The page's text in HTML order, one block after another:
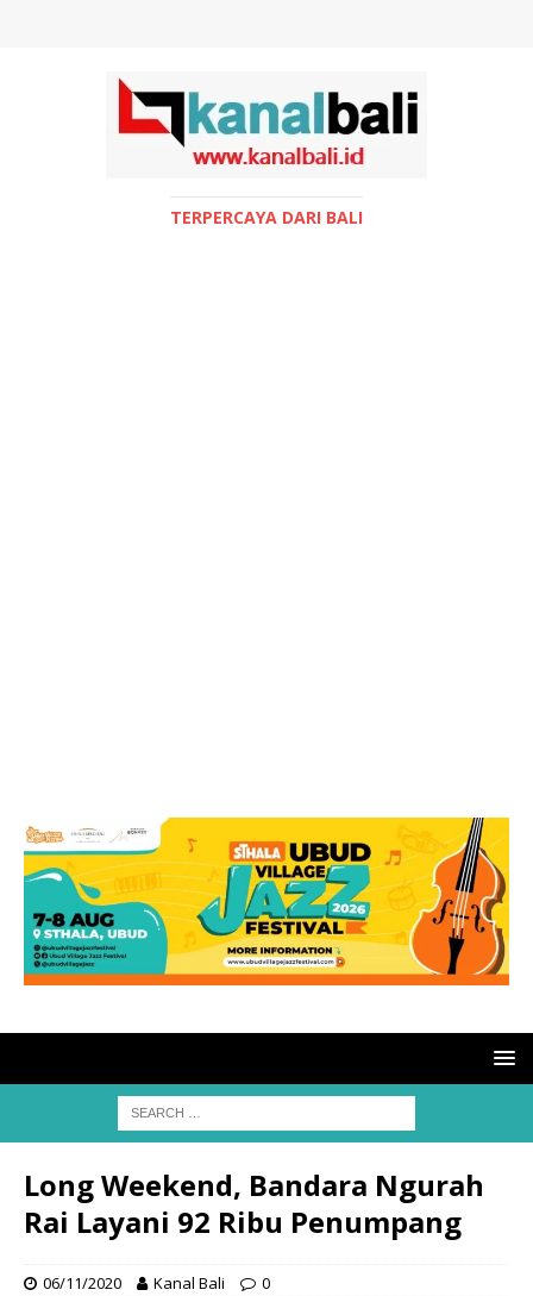
TERPERCAYA DARI BALI
Long Weekend, Bandara Ngurah
Rai Layani 92 Ribu Penumpang
06/11/2020 Kanal Bali 0